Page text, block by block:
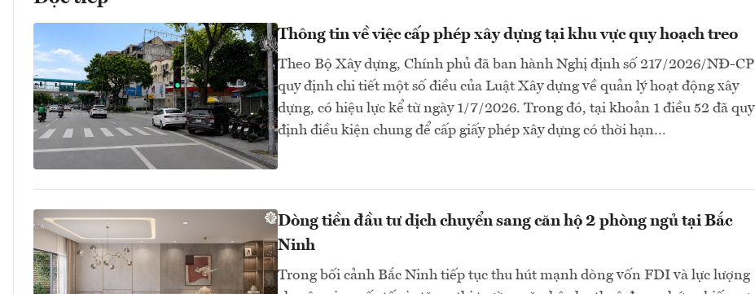
Thông tin về việc cấp phép xây dựng tại khu vực quy hoạch treo
Theo Bộ Xây dựng, Chính phủ đã ban hành Nghị định số 217/2026/NĐ-CP
quy định chi tiết một số điều của Luật Xây dựng về quản lý hoạt động xây
dựng, có hiệu lực kể từ ngày 1/7/2026. Trong đó, tại khoản 1 điều 52 đã quy
định điều kiện chung để cấp giấy phép xây dựng có thời hạn…
Dòng tiền đầu tư dịch chuyển sang căn hộ 2 phòng ngủ tại Bắc
Ninh
Trong bối cảnh Bắc Ninh tiếp tục thu hút mạnh dòng vốn FDI và lực lượng